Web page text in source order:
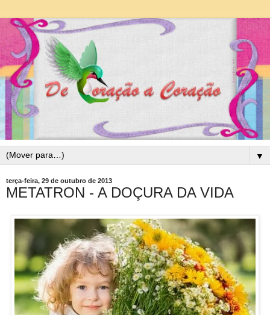
▼
terça-feira, 29 de outubro de 2013
METATRON - A DOÇURA DA VIDA